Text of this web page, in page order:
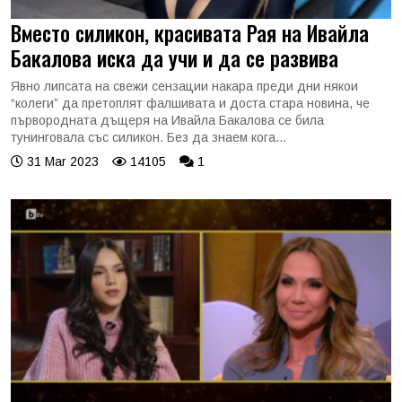
Вместо силикон, красивата Рая на Ивайла
Бакалова иска да учи и да се развива
Явно липсата на свежи сензации накара преди дни някои
“колеги” да претоплят фалшивата и доста стара новина, че
първородната дъщеря на Ивайла Бакалова се била
тунинговала със силикон. Без да знаем кога...
31 Mar 2023
14105 1